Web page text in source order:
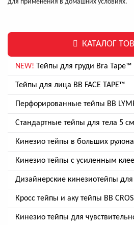
для применения в домашних условиях.
КАТАЛОГ
NEW! Тейпы для груди Bra Tape™
Тейпы для лица BB FACE TAPE™
Перфорированные тейпы BB
Стандартные тейпы для тела 5
Кинезио тейпы в больших
Кинезио тейпы с усиленным
Дизайнерские кинезиотейпы для
Кросс тейпы и аку тейпы BB
Кинезио тейпы для